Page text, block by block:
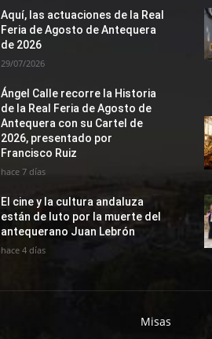
Aquí, las actuaciones de la Real
Feria de Agosto de Antequera
de 2026
29/07/2026
Ángel Calle recorre la Historia
de la Real Feria de Agosto de
Antequera con su Cartel de
2026, presentado por
Francisco Ruiz
hace 7 días
El cine y la cultura andaluza
están de luto por la muerte del
antequerano Juan Lebrón
hace 4 días
Misas